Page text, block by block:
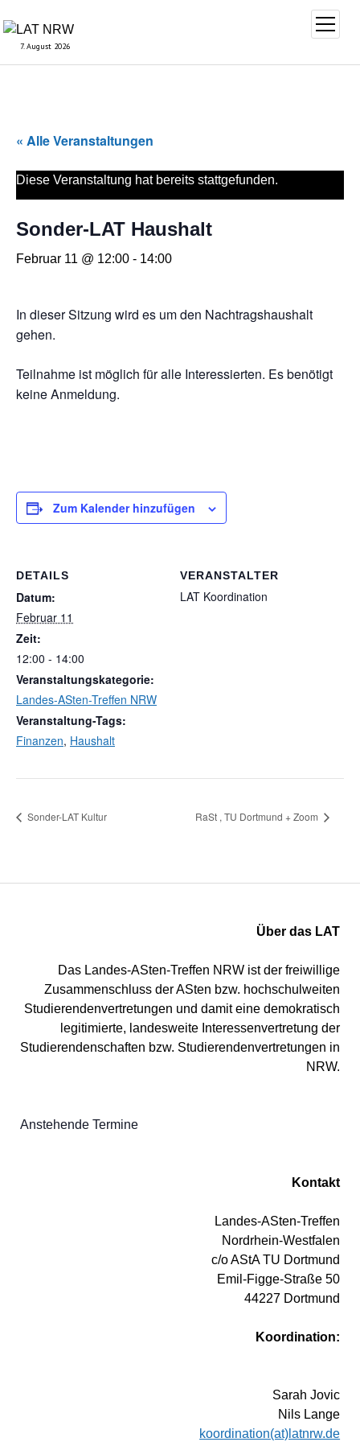
7. August 2026
Menü
öffnen
« Alle Veranstaltungen
Diese Veranstaltung hat bereits stattgefunden.
Sonder-LAT Haushalt
Februar 11 @ 12:00 - 14:00
In dieser Sitzung wird es um den Nachtragshaushalt
gehen.
Teilnahme ist möglich für alle Interessierten. Es benötigt
keine Anmeldung.
Zum Kalender hinzufügen
DETAILS
Datum:
Februar 11
Zeit:
12:00 - 14:00
Veranstaltungskategorie:
Landes-ASten-Treffen NRW
Veranstaltung-Tags:
Finanzen, Haushalt
VERANSTALTER
LAT Koordination
Sonder-LAT Kultur RaSt , TU Dortmund + Zoom
Über das LAT
Das Landes-ASten-Treffen NRW ist der freiwillige
Zusammenschluss der ASten bzw. hochschulweiten
Studierendenvertretungen und damit eine demokratisch
legitimierte, landesweite Interessenvertretung der
Studierendenschaften bzw. Studierendenvertretungen in
NRW.
Anstehende Termine
Kontakt
Landes-ASten-Treffen
Nordrhein-Westfalen
c/o AStA TU Dortmund
Emil-Figge-Straße 50
44227 Dortmund
Koordination:
Sarah Jovic
Nils Lange
koordination(at)latnrw.de